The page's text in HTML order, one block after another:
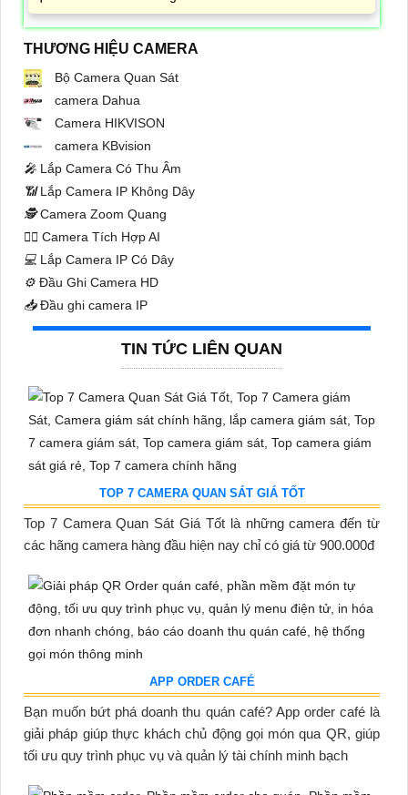
THƯƠNG HIỆU CAMERA
Bộ Camera Quan Sát
camera Dahua
Camera HIKVISON
camera KBvision
️🎤️ Lắp Camera Có Thu Âm
📶Lắp Camera IP Không Dây
🕵️Camera Zoom Quang
🧛‍♀️ Camera Tích Hợp AI
💻 Lắp Camera IP Có Dây
⚙️ Đầu Ghi Camera HD
📥Đầu ghi camera IP
TIN TỨC LIÊN QUAN
TOP 7 CAMERA QUAN SÁT GIÁ TỐT
Top 7 Camera Quan Sát Giá Tốt là những camera đến từ
các hãng camera hàng đầu hiện nay chỉ có giá từ 900.000đ
APP ORDER CAFÉ
Bạn muốn bứt phá doanh thu quán café? App order café là
giải pháp giúp thực khách chủ động gọi món qua QR, giúp
tối ưu quy trình phục vụ và quản lý tài chính minh bạch